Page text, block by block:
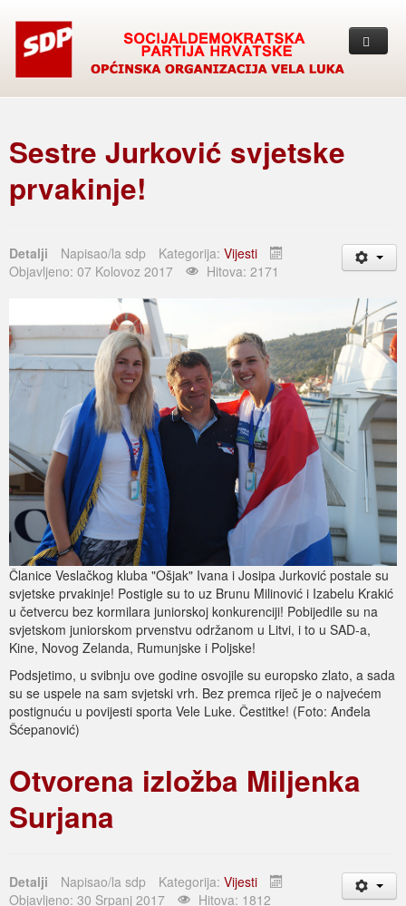
Sestre Jurković svjetske
prvakinje!
Detalji Napisao/la sdp Kategorija: Vijesti
Objavljeno: 07 Kolovoz 2017
Hitova: 2171
Članice Veslačkog kluba "Ošjak" Ivana i Josipa Jurković postale su
svjetske prvakinje! Postigle su to uz Brunu Milinović i Izabelu Krakić
u četvercu bez kormilara juniorskoj konkurenciji! Pobijedile su na
svjetskom juniorskom prvenstvu održanom u Litvi, i to u SAD-a,
Kine, Novog Zelanda, Rumunjske i Poljske!
Podsjetimo, u svibnju ove godine osvojile su europsko zlato, a sada
su se uspele na sam svjetski vrh. Bez premca riječ je o najvećem
postignuću u povijesti sporta Vele Luke. Čestitke! (Foto: Anđela
Šćepanović)
Otvorena izložba Miljenka
Surjana
Detalji Napisao/la sdp Kategorija: Vijesti
Objavljeno: 30 Srpanj 2017
Hitova: 1812
Naslovna
Bilten
Kolumna
O nama